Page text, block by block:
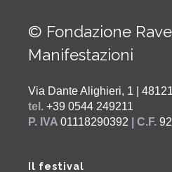
© Fondazione
Manifestazioni
Via Dante Alighieri, 1 |
tel. +39 0544 249211
P. IVA 01118290392 | C.F.
Il festival